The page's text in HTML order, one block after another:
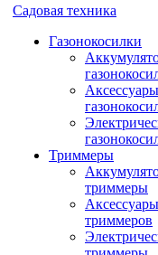
Садовая техника
Газонокосилки
Триммеры
триммеры
триммеров